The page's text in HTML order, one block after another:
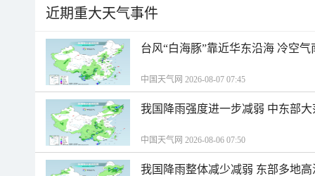
近期重大天气事件
台风“白海豚”靠近华东沿海 冷空
中国天气网 2026-08-07 07:45
我国降雨强度进一步减弱 中东部
中国天气网 2026-08-06 07:50
我国降雨整体减少减弱 东部多地